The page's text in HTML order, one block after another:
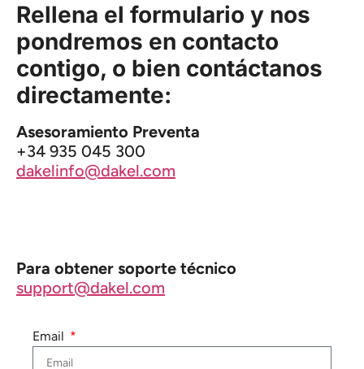
Rellena el formulario y nos
pondremos en contacto
contigo, o bien contáctanos
directamente:
Asesoramiento Preventa
+34 935 045 300
dakelinfo@dakel.com
Para obtener soporte técnico
support@dakel.com
Email